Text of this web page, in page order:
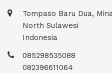
Tompaso Baru Dua,
North Sulawesi
Indonesia
085298535088
082396611064